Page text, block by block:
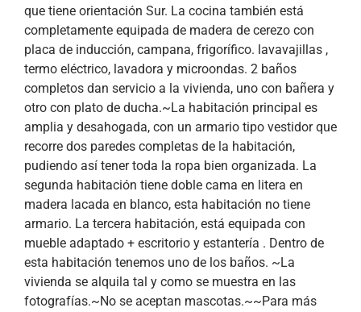
que tiene orientación Sur. La cocina también está
completamente equipada de madera de cerezo con
placa de inducción, campana, frigorífico. lavavajillas ,
termo eléctrico, lavadora y microondas. 2 baños
completos dan servicio a la vivienda, uno con bañera y
otro con plato de ducha.~La habitación principal es
amplia y desahogada, con un armario tipo vestidor que
recorre dos paredes completas de la habitación,
pudiendo así tener toda la ropa bien organizada. La
segunda habitación tiene doble cama en litera en
madera lacada en blanco, esta habitación no tiene
armario. La tercera habitación, está equipada con
mueble adaptado + escritorio y estantería . Dentro de
esta habitación tenemos uno de los baños. ~La
vivienda se alquila tal y como se muestra en las
fotografías.~No se aceptan mascotas.~~Para más